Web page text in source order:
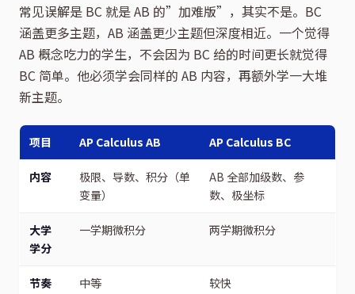
常见误解是 BC 就是 AB 的”加难版”，其实不是。BC
涵盖更多主题，AB 涵盖更少主题但深度相近。一个觉得
AB 概念吃力的学生，不会因为 BC 给的时间更长就觉得
BC 简单。他必须学会同样的 AB 内容，再额外学一大堆
新主题。
项目 AP Calculus AB AP Calculus BC
内容
极限、导数、积分（单
变量）
AB 全部加级数、参
数、极坐标
大学
学分
一学期微积分 两学期微积分
节奏 中等 较快